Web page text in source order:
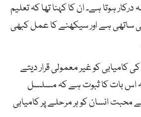
ہوتا ہے۔ ان کا کہنا تھا کہ تعلیم
ساتھی ہے اور سیکھنے کا عمل کبھی
کامیابی کو غیر معمولی قرار دیتے
اس بات کا ثبوت ہے کہ مسلسل
محبت انسان کو ہر مرحلے پر کامیابی